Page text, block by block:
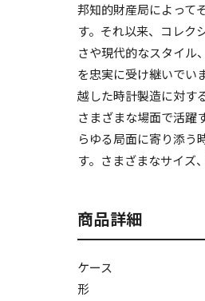
邦知的財産局によって
す。それ以来、コレク
さや現代的なスタイル
を忠実に受け継いでい
越した時計製造に対す
さまざまな場面で活躍
らゆる局面に寄り添う
す。さまざまなサイズ
商品詳細
ケース
形